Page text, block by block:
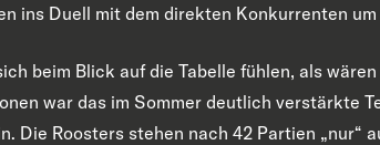
ins Duell mit dem direkten Konkurrenten um
beim Blick auf die Tabelle fühlen, als
war das im Sommer deutlich verstärkte
Die Roosters stehen nach 42 Partien „nur“